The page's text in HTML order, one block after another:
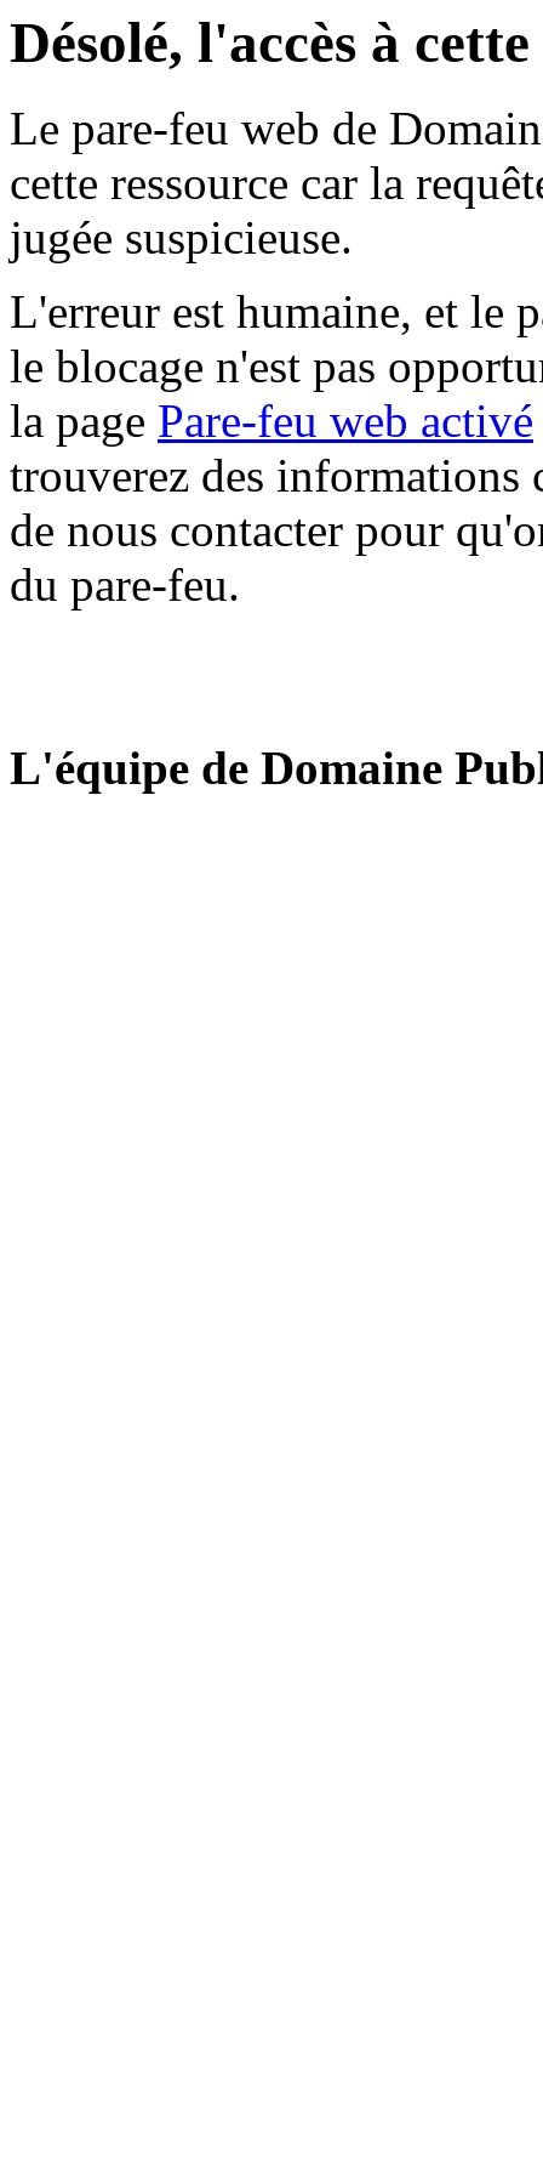
Désolé, l'accès à
Le pare-feu web de
cette ressource car la
jugée suspicieuse.
L'erreur est humaine, et le
le blocage n'est pas
la page Pare-feu web activé
trouverez des informations
de nous contacter pour
du pare-feu.
L'équipe de Domaine